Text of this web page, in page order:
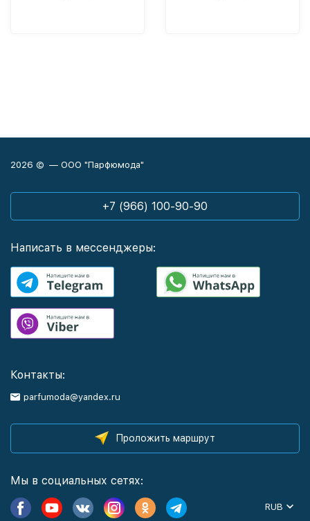
2026 © — ООО "Парфюмода"
+7 (966) 100-90-90
Написать в мессенджеры:
Контакты:
parfumoda@yandex.ru
Проложить маршрут
Мы в социальных сетях:
RUB